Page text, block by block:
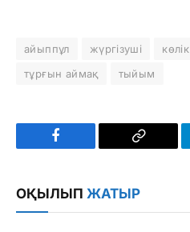
айыппұл жүргізуші көлік
тұрғын аймақ
тыйым
Facebook
Copy
ОҚЫЛЫП ЖАТЫР